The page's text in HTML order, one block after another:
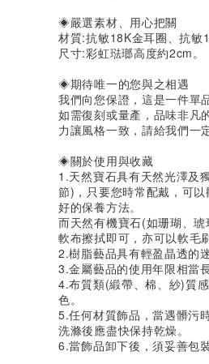
◈嚴選素材、用心把關
材質:抗敏18K金耳圈、抗
尺寸:彩虹琺瑯高度約2cm。
◈期待唯一的您與之相遇
我們向您保證，這是一件單
如需復刻或量產，品味非凡
力讓風格一致，請給我們一
◈關於使用與收藏
1.天然寶石具有天然光澤及
節)，只要您時常配戴，可
好的保養方法。
而天然有機寶石(如珊瑚、
軟布擦拭即可，亦可以軟毛
2.樹脂藝品具有輕盈晶透的
3.金屬藝品的使用年限相當
4.布質類(緞帶、棉、紗)質
色。
5.任何材質飾品，當遇髒污
洗滌後應盡快保持乾燥。
6.當飾品卸下後，須妥善包